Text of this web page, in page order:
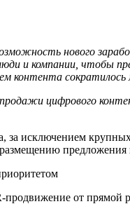
нового
и компании, чтобы
контента сократилось
цифрового
исключением
предложения
продвижение от